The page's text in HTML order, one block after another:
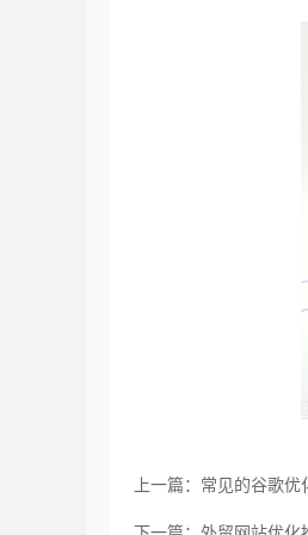
上一篇：常见的谷歌优